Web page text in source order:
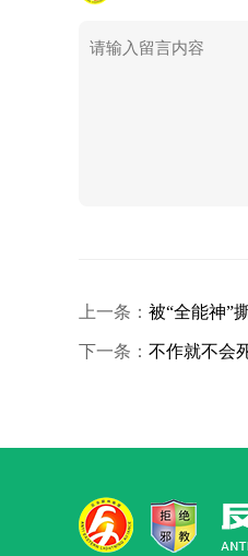
上一条： 被“全能神”
下一条： 不作就不会